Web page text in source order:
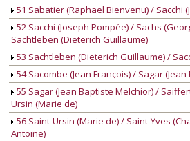
51 Sabatier (Raphael Bienvenu) / Sacchi
52 Sacchi (Joseph Pompée) / Sachs
Sachtleben (Dieterich Guillaume)
53 Sachtleben (Dieterich Guillaume) /
54 Sacombe (Jean François) / Sagar
55 Sagar (Jean Baptiste Melchior) /
Ursin (Marie de)
56 Saint-Ursin (Marie de) / Saint-Yves
Antoine)